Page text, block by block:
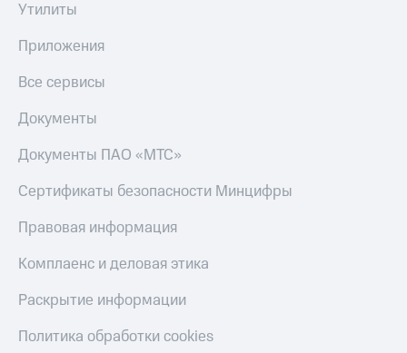
Утилиты
Приложения
Все сервисы
Документы
Документы ПАО «МТС»
Сертификаты безопасности Минцифры
Правовая информация
Комплаенс и деловая этика
Раскрытие информации
Политика обработки cookies